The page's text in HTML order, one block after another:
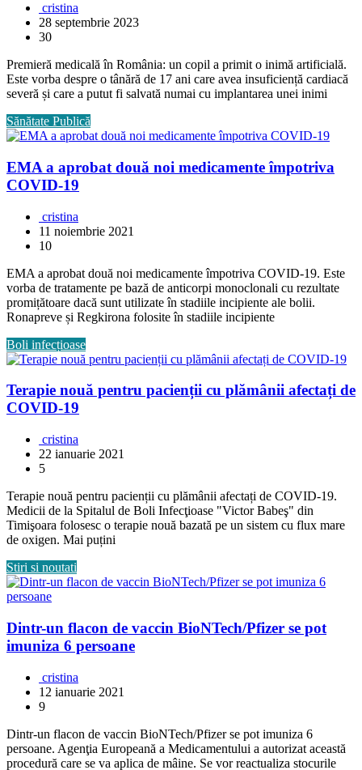
cristina
28 septembrie 2023
30
Premieră medicală în România: un copil a primit o inimă artificială.
Este vorba despre o tânără de 17 ani care avea insuficiență cardiacă
severă și care a putut fi salvată numai cu implantarea unei inimi
Sănătate Publică
EMA a aprobat două noi medicamente împotriva
COVID-19
cristina
11 noiembrie 2021
10
EMA a aprobat două noi medicamente împotriva COVID-19. Este
vorba de tratamente pe bază de anticorpi monoclonali cu rezultate
promițătoare dacă sunt utilizate în stadiile incipiente ale bolii.
Ronapreve și Regkirona folosite în stadiile incipiente
Boli infecțioase
Terapie nouă pentru pacienții cu plămânii afectați de
COVID-19
cristina
22 ianuarie 2021
5
Terapie nouă pentru pacienții cu plămânii afectați de COVID-19.
Medicii de la Spitalul de Boli Infecţioase "Victor Babeş" din
Timişoara folosesc o terapie nouă bazată pe un sistem cu flux mare
de oxigen. Mai puțini
Stiri si noutati
Dintr-un flacon de vaccin BioNTech/Pfizer se pot
imuniza 6 persoane
cristina
12 ianuarie 2021
9
Dintr-un flacon de vaccin BioNTech/Pfizer se pot imuniza 6
persoane. Agenţia Europeană a Medicamentului a autorizat această
procedură care se va aplica de mâine. Se vor reactualiza stocurile